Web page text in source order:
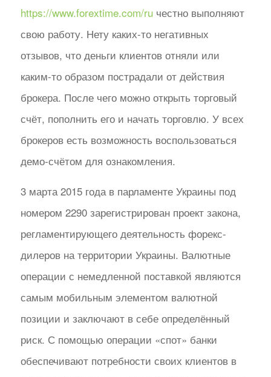
https://www.forextime.com/ruчестно выполняют
свою работу. Нету каких-то негативных
отзывов, что деньги клиентов отняли или
каким-то образом пострадали от действия
брокера. После чего можно открыть торговый
счёт, пополнить его и начать торговлю. У всех
брокеров есть возможность воспользоваться
демо-счётом для ознакомления.
3 марта 2015 года в парламенте Украины под
номером 2290 зарегистрирован проект закона,
регламентирующего деятельность форекс-
дилеров на территории Украины. Валютные
операции с немедленной поставкой являются
самым мобильным элементом валютной
позиции и заключают в себе определённый
риск. С помощью операции «спот» банки
обеспечивают потребности своих клиентов в